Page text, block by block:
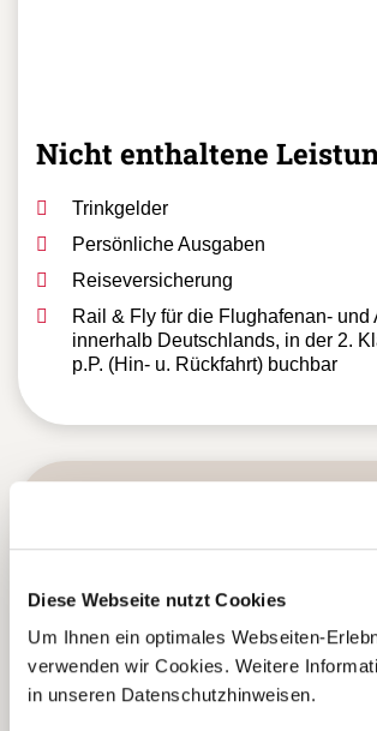
Diese Webseite nutzt Cookies
Um Ihnen ein optimales Webseiten-
verwenden wir Cookies. Weitere
in unseren Datenschutzhinweisen.
Nicht enthaltene
Trinkgelder
Persönliche Ausgaben
Reiseversicherung
Rail & Fly für die Flughafenan- und
innerhalb Deutschlands, in der 2.
Buchung bei uns
die richtige
treffen: